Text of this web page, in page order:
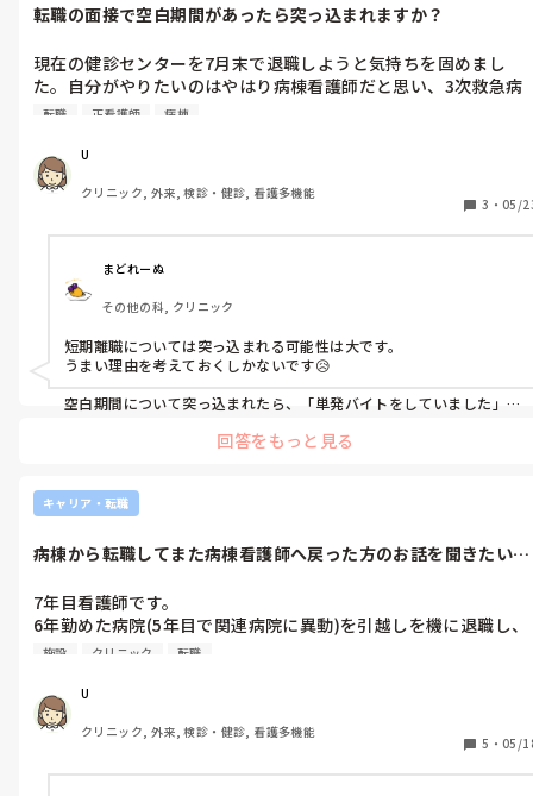
転職の面接で空白期間があったら突っ込まれますか？
現在の健診センターを7月末で退職しようと気持ちを固めまし
た。自分がやりたいのはやはり病棟看護師だと思い、3次救急病
院の面接を受けようと思います。
試験が9月にあり、9月末に結果発表で、離職中だと11月におそら
く入職を打診されるのかなと考えています。しかし11月に自分の
結婚式を控えており、11月入職だと有休が取れないため、式が終
わってからに12月か1月に入職したいと思っています。8月から
職までの期間は失業手当をもらいつつ、単発バイトでしのごうか
と計画中です。
この場合空白期間ができてしまいますが、短期離職の上に空白期
間があるとやはり突っ込まれるでしょうか？
転職 正看護師 病棟
U
クリニック, 外来, 検診・健診, 看護多機能
3 ・ 05/
まどれーぬ
その他の科, クリニック
短期離職については突っ込まれる可能性は大です。
うまい理由を考えておくしかないです😥
空白期間について突っ込まれたら、「単発バイトをしていました」
回答をもっと見る
キャリア・転職
病棟から転職してまた病棟看護師へ戻った方のお話を聞きたいで
7年目看護師です。
6年勤めた病院(5年目で関連病院に異動)を引越しを機に退職し、
4月から検診センターに勤めていますが、
・週2、3回程度朝6時半出勤あり
・業務がルーティン
・看護師じゃなくてもできる業務が多い
という理由で早くも退職を検討しています。
施設 クリニック 転職
U
クリニック, 外来, 検診・健診, 看護多機能
5 ・ 05/